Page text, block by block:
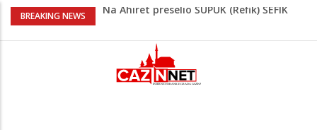
BREAKING NEWS
Na Ahiret preselio ŠUPUK (Refik) ŠEFIK
protiv Infantina na izborima: Srbija i
Hrvatska se izjasnile
Majka Izeta Nanića progovorila nakon
obilježavanja godišnjice: "Doživjela sam